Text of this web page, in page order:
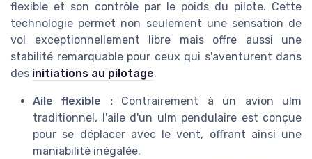
flexible et son contrôle par le poids du pilote. Cette
technologie permet non seulement une sensation de
vol exceptionnellement libre mais offre aussi une
stabilité remarquable pour ceux qui s'aventurent dans
des initiations au pilotage.
Aile flexible :Contrairement à un avion ulm
traditionnel, l'aile d'un ulm pendulaire est conçue
pour se déplacer avec le vent, offrant ainsi une
maniabilité inégalée.